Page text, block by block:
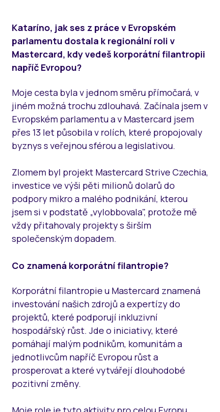
Kataríno, jak ses z práce v Evropském
parlamentu dostala k regionální roli v
Mastercard, kdy vedeš korporátní filantropii
napříč Evropou?
Moje cesta byla v jednom směru přímočará, v
jiném možná trochu zdlouhavá. Začínala jsem v
Evropském parlamentu a v Mastercard jsem
přes 13 let působila v rolích, které propojovaly
byznys s veřejnou sférou a legislativou.
Zlomem byl projekt Mastercard Strive Czechia,
investice ve výši pěti milionů dolarů do
podpory mikro a malého podnikání, kterou
jsem si v podstatě „vylobbovala", protože mě
vždy přitahovaly projekty s širším
společenským dopadem.
Co znamená korporátní filantropie?
Korporátní filantropie u Mastercard znamená
investování našich zdrojů a expertízy do
projektů, které podporují inkluzivní
hospodářský růst. Jde o iniciativy, které
pomáhají malým podnikům, komunitám a
jednotlivcům napříč Evropou růst a
prosperovat a které vytvářejí dlouhodobé
pozitivní změny.